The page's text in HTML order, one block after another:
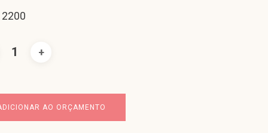
2200
AO ORÇAMENTO